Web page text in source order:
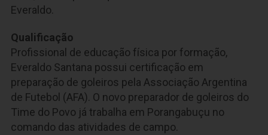
Everaldo.
Qualificação
Profissional de educação física por formação,
Everaldo Santana possui certificação em
preparação de goleiros pela Associação Argentina
de Futebol (AFA). O novo preparador de goleiros do
Time do Povo já trabalha em Porangabuçu no
comando das atividades de campo.